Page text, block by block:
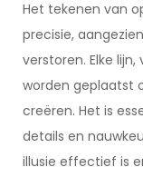
Het tekenen van
precisie,
verstoren. Elke
worden geplaatst
creëren. Het is
details en
illusie effectief is